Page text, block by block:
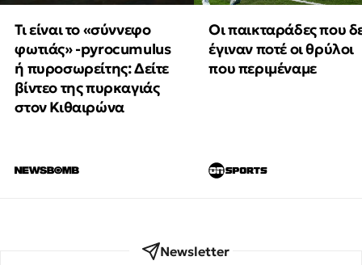
Τι είναι το «σύννεφο
φωτιάς» -pyrocumulus
ή πυροσωρείτης: Δείτε
βίντεο της πυρκαγιάς
στον Κιθαιρώνα
Οι παικταράδες που
έγιναν ποτέ οι θρύλοι
που περιμέναμε
Newsletter